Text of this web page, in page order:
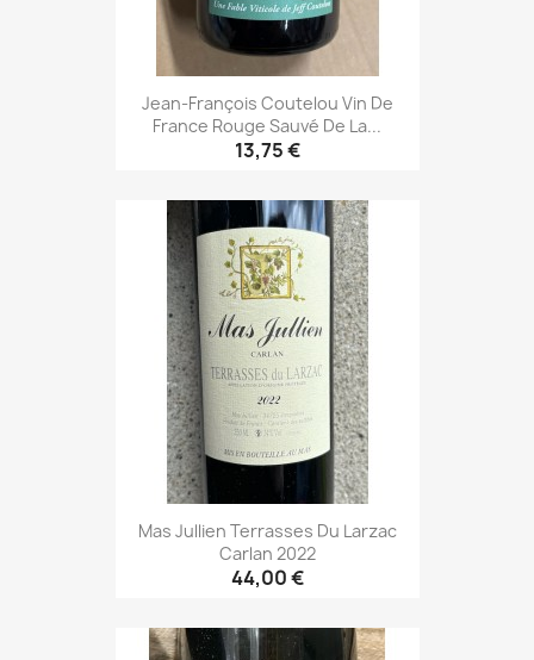
Jean-François Coutelou Vin De
France Rouge Sauvé De La...
13,75 €
Mas Jullien Terrasses Du Larzac
Carlan 2022
44,00 €